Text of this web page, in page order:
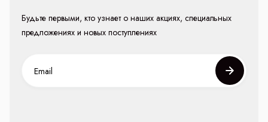
Будьте первыми, кто узнает о наших акциях, специальных
предложениях и новых поступлениях